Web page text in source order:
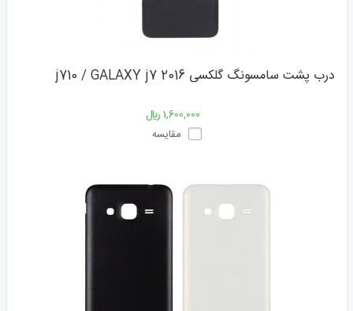
درب پشت سامسونگ گلکسی j710 / GALAXY j7 2016
1,600,000 ﷼
مقایسه